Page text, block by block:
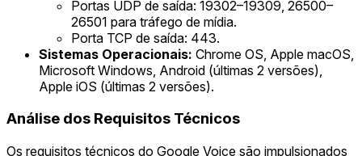
Portas UDP de saída: 19302–19309, 26500–
26501 para tráfego de mídia.
Porta TCP de saída: 443.
Sistemas Operacionais: Chrome OS, Apple macOS,
Microsoft Windows, Android (últimas 2 versões),
Apple iOS (últimas 2 versões).
Análise dos Requisitos Técnicos
Os requisitos técnicos do Google Voice são impulsionados